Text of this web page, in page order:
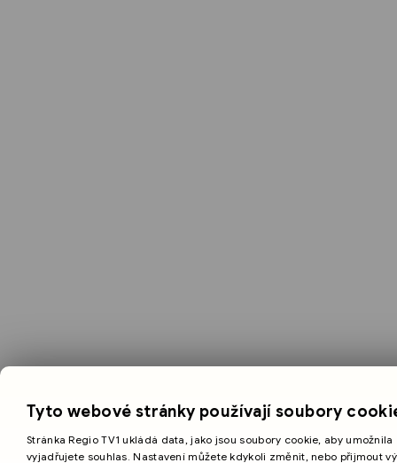
Tyto webové stránky používají soubory
Stránka Regio TV1 ukládá data, jako jsou soubory cookie, aby
vyjadřujete souhlas. Nastavení můžete kdykoli změnit, nebo přijmout